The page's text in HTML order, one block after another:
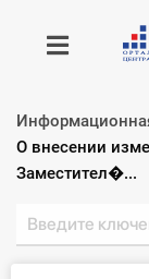
Получить
Главная ИС
Текущий:
О внесении
Заместител�...